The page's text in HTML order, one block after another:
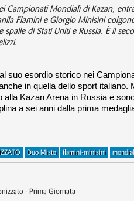
Campionati Mondiali di Kazan,
Flamini e Giorgio Minisini
di Stati Uniti e Russia. È il
suo esordio storico nei
in quella dello sport italiano.
Kazan Arena in Russia e
a sei anni dalla prima
Duo Misto flamini-minisini
- Prima Giornata